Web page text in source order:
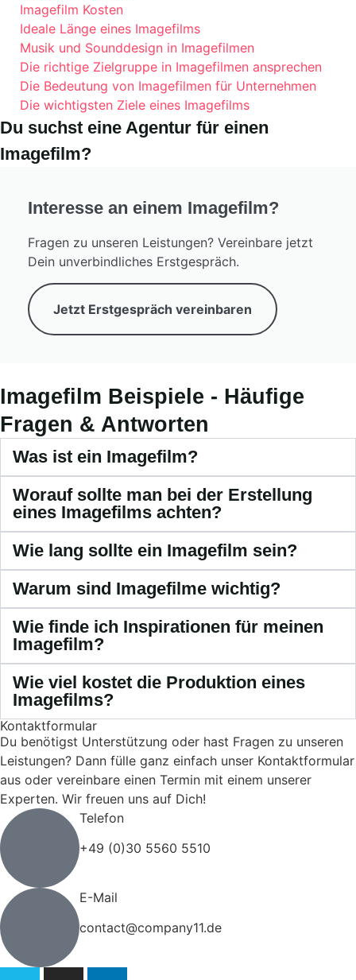
Imagefilm Kosten
Ideale Länge eines Imagefilms
Musik und Sounddesign in Imagefilmen
Die richtige Zielgruppe in Imagefilmen ansprechen
Die Bedeutung von Imagefilmen für Unternehmen
Die wichtigsten Ziele eines Imagefilms
Du suchst eine Agentur für einen
Imagefilm?
Interesse an einem Imagefilm?
Fragen zu unseren Leistungen? Vereinbare jetzt
Dein unverbindliches Erstgespräch.
Jetzt Erstgespräch vereinbaren
Imagefilm Beispiele - Häufige
Fragen & Antworten
Was ist ein Imagefilm?
Worauf sollte man bei der Erstellung
eines Imagefilms achten?
Wie lang sollte ein Imagefilm sein?
Warum sind Imagefilme wichtig?
Wie finde ich Inspirationen für meinen
Imagefilm?
Wie viel kostet die Produktion eines
Imagefilms?
Kontaktformular
Du benötigst Unterstützung oder hast Fragen zu unseren
Leistungen? Dann fülle ganz einfach unser Kontaktformular
aus oder vereinbare einen Termin mit einem unserer
Experten. Wir freuen uns auf Dich!
Telefon
+49 (0)30 5560 5510
E-Mail
contact@company11.de